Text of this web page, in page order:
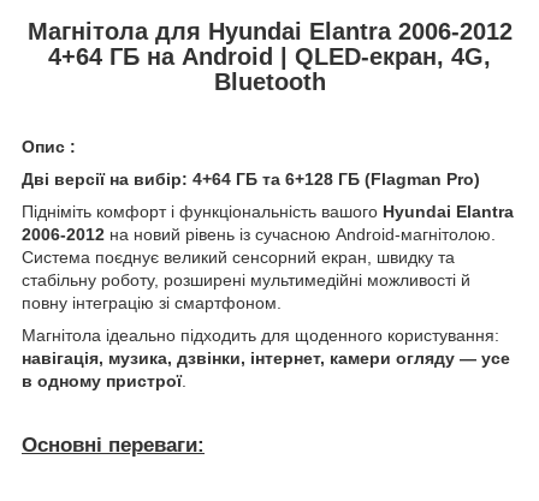
Магнітола для Hyundai Elantra 2006-2012
4+64 ГБ на Android | QLED-екран, 4G,
Bluetooth
Опис :
Дві версії на вибір: 4+64 ГБ та 6+128 ГБ (Flagman Pro)
Підніміть комфорт і функціональність вашого Hyundai Elantra
2006-2012 на новий рівень із сучасною Android-магнітолою.
Система поєднує великий сенсорний екран, швидку та
стабільну роботу, розширені мультимедійні можливості й
повну інтеграцію зі смартфоном.
Магнітола ідеально підходить для щоденного користування:
навігація, музика, дзвінки, інтернет, камери огляду — усе
в одному пристрої.
Основні переваги: